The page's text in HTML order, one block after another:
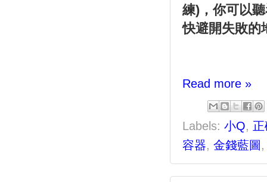
練)，你可以
快避開失敗的
Read more »
Labels: 小Q,
容器, 金錢藍圖